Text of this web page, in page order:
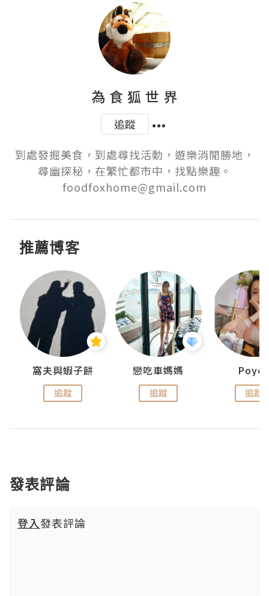
為 食 狐 世 界
追蹤
到處發掘美食，到處尋找活動，遊樂消閒勝地，
尋幽探秘，在繁忙都市中，找點樂趣。
foodfoxhome@gmail.com
推薦博客
窩夫與蝦子餅
追蹤
戀吃車媽媽
追蹤 追蹤
發表評論
登入發表評論